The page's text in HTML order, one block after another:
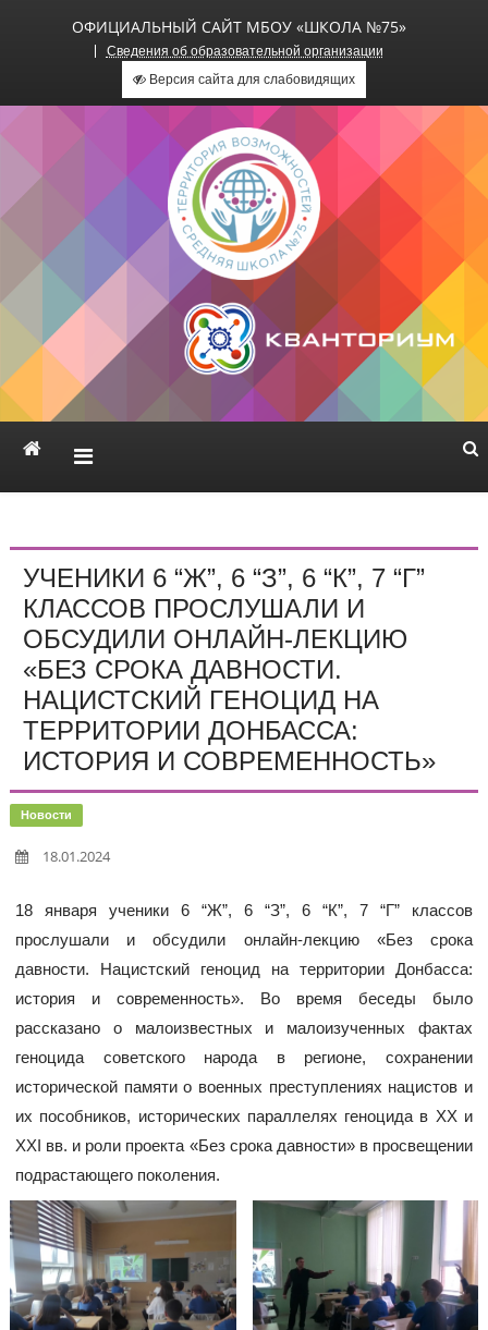
ОФИЦИАЛЬНЫЙ САЙТ МБОУ «ШКОЛА №75»
Сведения об образовательной организации
Версия сайта для слабовидящих
Официальный сайт МБОУ
«Школа №75»
УЧЕНИКИ 6 “Ж”, 6 “З”, 6 “К”, 7 “Г”
КЛАССОВ ПРОСЛУШАЛИ И
ОБСУДИЛИ ОНЛАЙН-ЛЕКЦИЮ
«БЕЗ СРОКА ДАВНОСТИ.
НАЦИСТСКИЙ ГЕНОЦИД НА
ТЕРРИТОРИИ ДОНБАССА:
ИСТОРИЯ И СОВРЕМЕННОСТЬ»
Новости
18.01.2024
18 января ученики 6 “Ж”, 6 “З”, 6 “К”, 7 “Г” классов
прослушали и обсудили онлайн-лекцию «Без срока
давности. Нацистский геноцид на территории Донбасса:
история и современность». Во время беседы было
рассказано о малоизвестных и малоизученных фактах
геноцида советского народа в регионе, сохранении
исторической памяти о военных преступлениях нацистов и
их пособников, исторических параллелях геноцида в XX и
XXI вв. и роли проекта «Без срока давности» в просвещении
подрастающего поколения.